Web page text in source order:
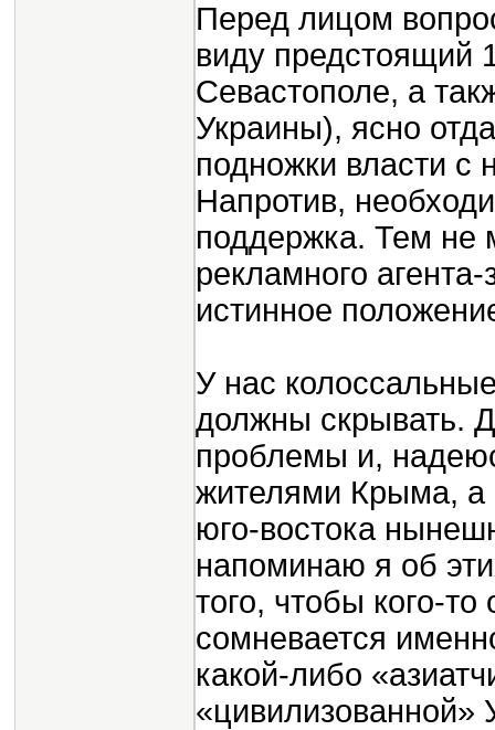
Перед лицом
виду предстоящий
Севастополе, а
Украины), ясно
подножки власти
Напротив,
поддержка. Тем не
рекламного
истинное
У нас
должны скрывать.
проблемы и,
жителями Крыма, а
юго-востока
напоминаю я об
того, чтобы кого-
сомневается
какой-либо
«цивилизованной»